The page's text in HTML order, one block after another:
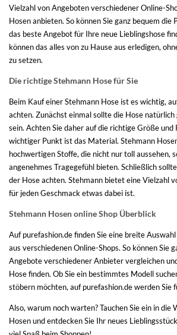
Vielzahl von Angeboten verschiedener Online-
Hosen anbieten. So können Sie ganz bequem die
das beste Angebot für Ihre neue Lieblingshose
können das alles von zu Hause aus erledigen,
zu setzen.
Die richtige Stehmann Hose für Sie
Beim Kauf einer Stehmann Hose ist es wichtig,
achten. Zunächst einmal sollte die Hose
sein. Achten Sie daher auf die richtige Größe
wichtiger Punkt ist das Material. Stehmann
hochwertigen Stoffe, die nicht nur toll aussehen,
angenehmes Tragegefühl bieten. Schließlich
der Hose achten. Stehmann bietet eine Vielzahl
für jeden Geschmack etwas dabei ist.
Stehmann Hosen online Shop Überblick
Auf purefashion.de finden Sie eine breite
aus verschiedenen Online-Shops. So können Sie
Angebote verschiedener Anbieter vergleichen
Hose finden. Ob Sie ein bestimmtes Modell
stöbern möchten, auf purefashion.de werden Sie
Also, warum noch warten? Tauchen Sie ein in die
Hosen und entdecken Sie Ihr neues